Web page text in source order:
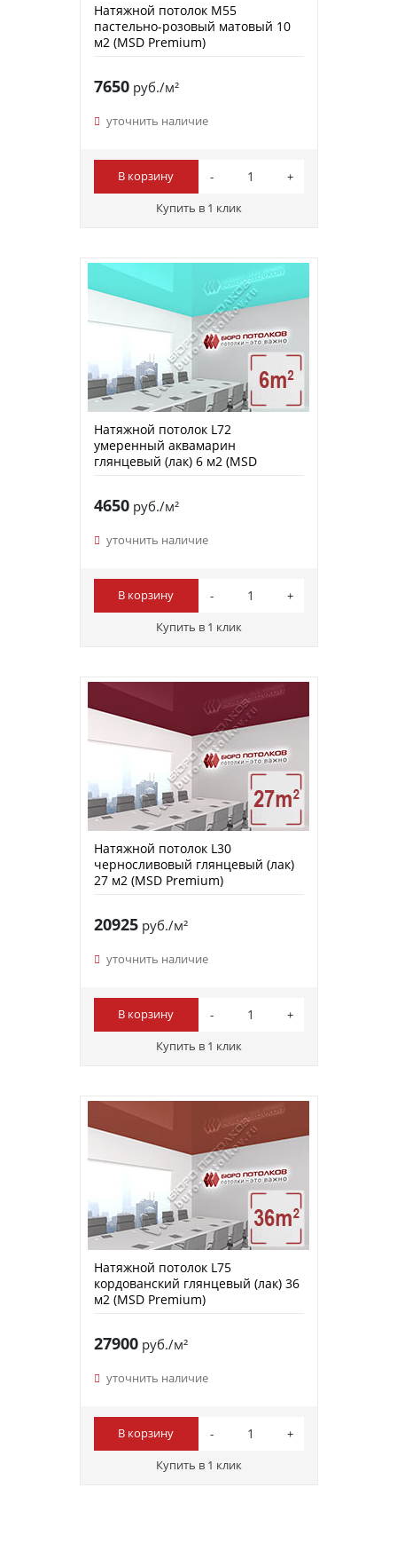
Натяжной потолок M55
пастельно-розовый матовый 10
м2 (MSD Premium)
7650руб./м²
уточнить наличие
В корзину
Купить в 1 клик
Натяжной потолок L72
умеренный аквамарин
глянцевый (лак) 6 м2 (MSD
4650руб./м²
уточнить наличие
В корзину
Купить в 1 клик
Натяжной потолок L30
черносливовый глянцевый (лак)
27 м2 (MSD Premium)
20925руб./м²
уточнить наличие
В корзину
Купить в 1 клик
Натяжной потолок L75
кордованский глянцевый (лак) 36
м2 (MSD Premium)
27900руб./м²
уточнить наличие
В корзину
Купить в 1 клик